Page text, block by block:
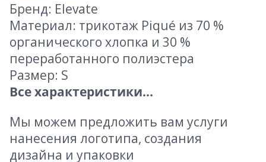
Бренд: Elevate
Материал: трикотаж Piqué из 70 %
органического хлопка и 30 %
переработанного полиэстера
Размер: S
Все характеристики...
Мы можем предложить вам услуги
нанесения логотипа, создания
дизайна и упаковки